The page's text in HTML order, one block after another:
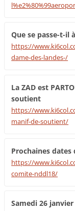
Que se passe-t-il
https://
dame-des-landes-/
La ZAD est
soutient
https://
manif-de-soutient/
Prochaines dates
https://
comite-nddl18/
Samedi 26